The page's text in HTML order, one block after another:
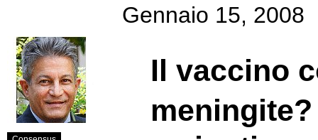
Gennaio 15, 2008
Il vaccino